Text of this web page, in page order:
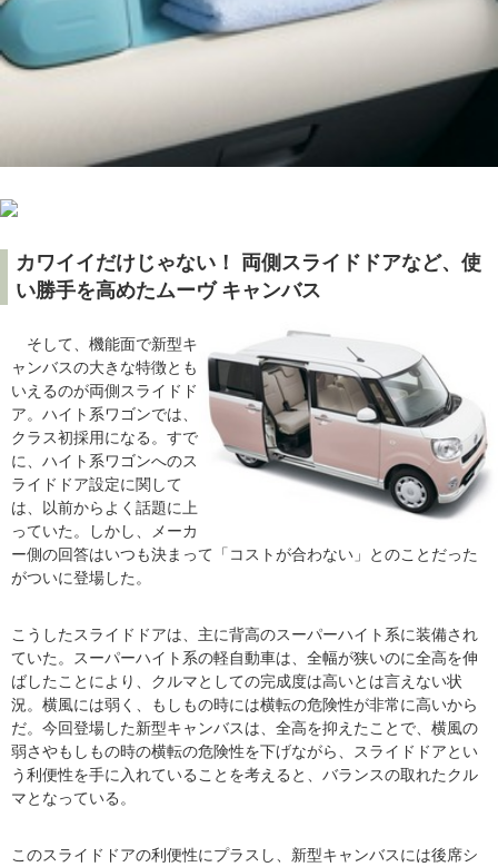
カワイイだけじゃない！ 両側スライドドアなど、使
い勝手を高めたムーヴ キャンバス
そして、機能面で新型キ
ャンバスの大きな特徴とも
いえるのが両側スライドド
ア。ハイト系ワゴンでは、
クラス初採用になる。すで
に、ハイト系ワゴンへのス
ライドドア設定に関して
は、以前からよく話題に上
っていた。しかし、メーカ
ー側の回答はいつも決まって「コストが合わない」とのことだった
がついに登場した。
こうしたスライドドアは、主に背高のスーパーハイト系に装備され
ていた。スーパーハイト系の軽自動車は、全幅が狭いのに全高を伸
ばしたことにより、クルマとしての完成度は高いとは言えない状
況。横風には弱く、もしもの時には横転の危険性が非常に高いから
だ。今回登場した新型キャンバスは、全高を抑えたことで、横風の
弱さやもしもの時の横転の危険性を下げながら、スライドドアとい
う利便性を手に入れていることを考えると、バランスの取れたクル
マとなっている。
このスライドドアの利便性にプラスし、新型キャンバスには後席シ